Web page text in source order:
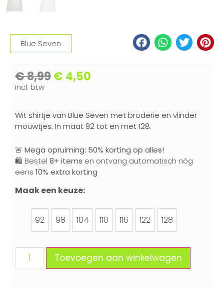
Blue Seven
€8,99€ 4,50
incl. btw
Wit shirtje van Blue Seven met broderie en vlinder
mouwtjes. In maat 92 tot en met 128.
🚨 Mega opruiming: 50% korting op alles!
🛍️ Bestel 8+ items en ontvang automatisch nóg
eens 10% extra korting
Maak een keuze:
92
92
98
98
104
104
110
110
116
116
122
122
128
128
Toevoegen aan winkelwagen